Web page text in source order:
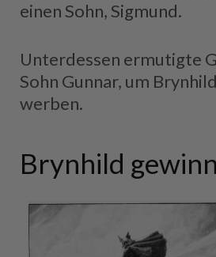
einen Sohn, Sigmund.
Unterdessen ermutigte
Sohn Gunnar, um
werben.
Brynhild